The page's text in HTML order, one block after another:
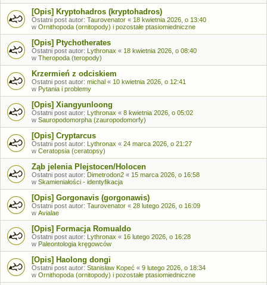
[Opis] Kryptohadros (kryptohadros)
Ostatni post autor: Taurovenator « 18 kwietnia 2026, o 13:40
w Ornithopoda (ornitopody) i pozostałe ptasiomiedniczne
[Opis] Ptychotherates
Ostatni post autor: Lythronax « 18 kwietnia 2026, o 08:40
w Theropoda (teropody)
Krzermień z odciskiem
Ostatni post autor: michal « 10 kwietnia 2026, o 12:41
w Pytania i problemy
[Opis] Xiangyunloong
Ostatni post autor: Lythronax « 8 kwietnia 2026, o 05:02
w Sauropodomorpha (zauropodomorfy)
[Opis] Cryptarcus
Ostatni post autor: Lythronax « 24 marca 2026, o 21:27
w Ceratopsia (ceratopsy)
Ząb jelenia Plejstocen/Holocen
Ostatni post autor: Dimetrodon2 « 15 marca 2026, o 16:58
w Skamieniałości - identyfikacja
[Opis] Gorgonavis (gorgonawis)
Ostatni post autor: Taurovenator « 28 lutego 2026, o 16:09
w Avialae
[Opis] Formacja Romualdo
Ostatni post autor: Lythronax « 16 lutego 2026, o 16:28
w Paleontologia kręgowców
[Opis] Haolong dongi
Ostatni post autor: Stanisław Kopeć « 9 lutego 2026, o 18:34
w Ornithopoda (ornitopody) i pozostałe ptasiomiedniczne